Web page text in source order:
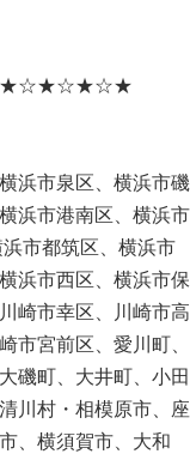
浜市泉区、横浜市磯
浜市港南区、横浜市
市都筑区、横浜市
浜市西区、横浜市保
崎市幸区、川崎市高
市宮前区、愛川町、
磯町、大井町、小田
川村・相模原市、座
、横須賀市、大和